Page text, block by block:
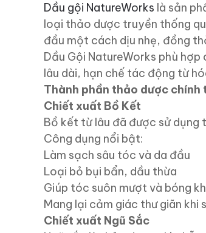
Dầu gội NatureWorks là sản
loại thảo dược truyền thống
đầu một cách dịu nhẹ, đồng
Dầu Gội NatureWorks phù
lâu dài, hạn chế tác động từ
Thành phần thảo dược
Chiết xuất Bồ Kết
Bồ kết từ lâu đã được sử dụng
Công dụng nổi bật:
Làm sạch sâu tóc và da đầu
Loại bỏ bụi bẩn, dầu thừa
Giúp tóc suôn mượt và bóng
Mang lại cảm giác thư giãn khi
Chiết xuất Ngũ Sắc